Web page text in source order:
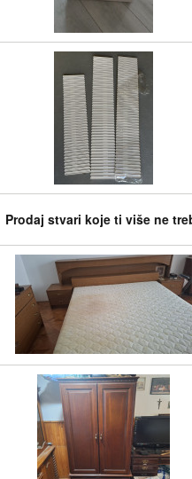
Prodaj stvari koje ti više ne